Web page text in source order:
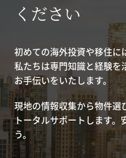
ください
初めての海外投資や移住に
私たちは専門知識と経験を
お手伝いをいたします。
現地の情報収集から物件選
トータルサポートします。
う。